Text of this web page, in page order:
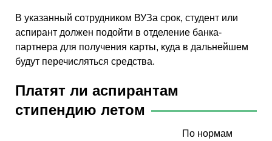
В указанный сотрудником ВУЗа срок, студент или
аспирант должен подойти в отделение банка-
партнера для получения карты, куда в дальнейшем
будут перечисляться средства.
Платят ли аспирантам
стипендию летом
По нормам